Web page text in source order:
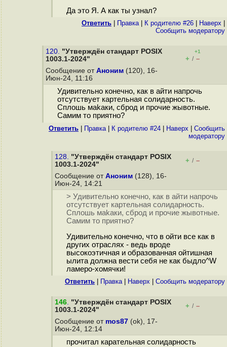
Да это Я. А как ты узнал?
Ответить Правка| К родителю #26 Наверх
Cообщить модератору
120. "Утверждён стандарт POSIX
1003.1-2024"
+1
+ / –
Сообщение от Аноним (120), 16-
Июн-24, 11:16
Удивительно конечно, как в айти напрочь
отсутствует картельная солидарность.
Сплошь маkаки, сброд и прочие жывотные.
Самим то приятно?
Ответить Правка| К родителю #24 Наверх
Cообщить
модератору
128. "Утверждён стандарт POSIX
1003.1-2024"
+ / –
Сообщение от Аноним (128), 16-
Июн-24, 14:21
> Удивительно конечно, как в айти напрочь
отсутствует картельная солидарность.
Сплошь маkаки, сброд и прочие жывотные.
Самим то приятно?
Удивительно конечно, что в ойти все как в
других отраслях - ведь вроде
высокоэтичная и образованная ойтишная
ылита должна вести себя не как быдло^W
ламеро-хомячки!
Ответить Правка| Наверх Cообщить модератору
146. "Утверждён стандарт POSIX
1003.1-2024"
+ / –
Сообщение от mos87 (ok), 17-
Июн-24, 12:14
прочитал карательная солидарность